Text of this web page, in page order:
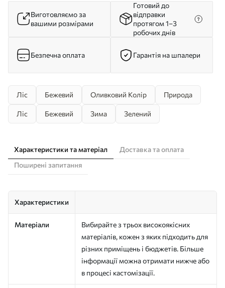
Виготовляємо за
вашими розмірами
Готовий до
відправки
протягом 1–3
робочих днів
Безпечна оплата Гарантія на шпалери
Ліс Бежевий Оливковий Колір Природа
Ліс Бежевий Зима Зелений
Характеристики та матеріал
Доставка та оплата
Поширені запитання
Характеристики
Матеріали
Вибирайте з трьох високоякісних
матеріалів, кожен з яких підходить для
різних приміщень і бюджетів. Більше
інформації можна отримати нижче або
в процесі кастомізації.